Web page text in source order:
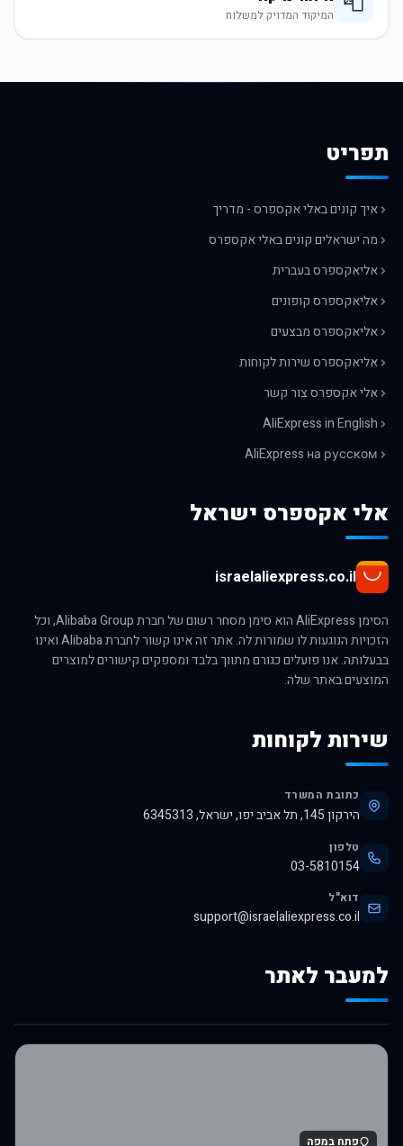
המיקוד המדויק למשלוח
תפריט
איך קונים באלי אקספרס - מדריך
מה ישראלים קונים באלי אקספרס
אליאקספרס בעברית
אליאקספרס קופונים
אליאקספרס מבצעים
אליאקספרס שירות לקוחות
אלי אקספרס צור קשר
AliExpress in English
AliExpress на русском
אלי אקספרס ישראל
israelaliexpress.co.il
הסימן AliExpress הוא סימן מסחר רשום של חברת Alibaba Group, וכל
הזכויות הנוגעות לו שמורות לה. אתר זה אינו קשור לחברת Alibaba ואינו
בבעלותה. אנו פועלים כגורם מתווך בלבד ומספקים קישורים למוצרים
המוצעים באתר שלה.
שירות לקוחות
כתובת המשרד
הירקון 145, תל אביב יפו, ישראל, 6345313
טלפון
03-5810154
דוא"ל
support@israelaliexpress.co.il
למעבר לאתר
לרכישה באלי אקספרס
פתח במפה